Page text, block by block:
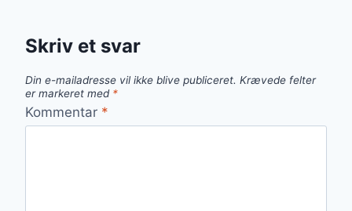
Skriv et svar
Din e-mailadresse vil ikke blive publiceret. Krævede felter
er markeret med *
Kommentar *